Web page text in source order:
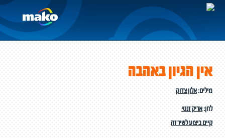
אין הגיון באהבה
מילים:אלון צדוק
לחן:אריק זנטי
קיים ביצוע לשיר זה